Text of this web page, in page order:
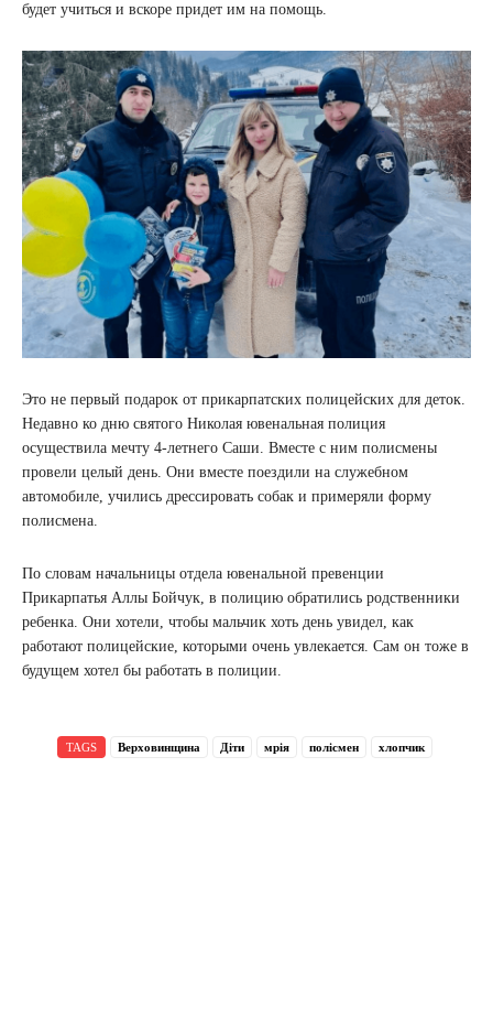
будет учиться и вскоре придет им на помощь.
Это не первый подарок от прикарпатских полицейских для деток.
Недавно ко дню святого Николая ювенальная полиция
осуществила мечту 4-летнего Саши. Вместе с ним полисмены
провели целый день. Они вместе поездили на служебном
автомобиле, учились дрессировать собак и примеряли форму
полисмена.
По словам начальницы отдела ювенальной превенции
Прикарпатья Аллы Бойчук, в полицию обратились родственники
ребенка. Они хотели, чтобы мальчик хоть день увидел, как
работают полицейские, которыми очень увлекается. Сам он тоже в
будущем хотел бы работать в полиции.
TAGS Верховинщина Діти мрія полісмен хлопчик